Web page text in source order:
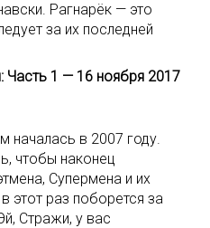
Рагнарёк — это
за их последней
Часть 1 — 16 ноября 2017
началась в 2007 году.
чтобы наконец
Супермена и их
этот раз поборется за
Стражи, у вас